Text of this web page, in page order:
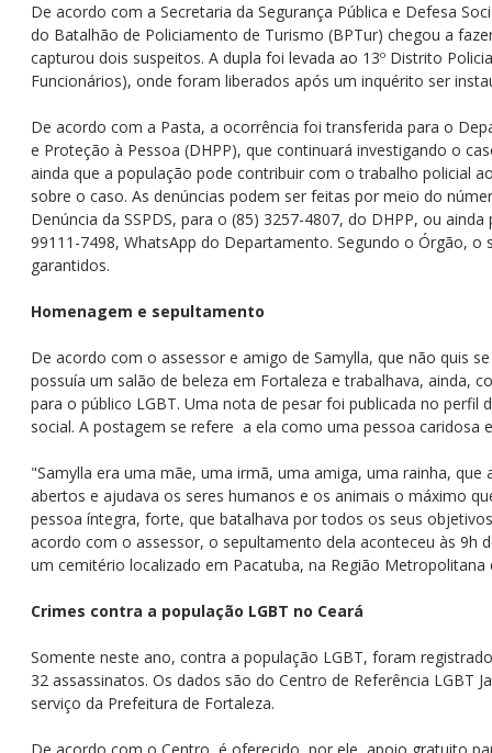
De acordo com a Secretaria da Segurança Pública e Defesa
do Batalhão de Policiamento de Turismo (BPTur) chegou a
capturou dois suspeitos. A dupla foi levada ao 13º Distrito
Funcionários), onde foram liberados após um inquérito ser
De acordo com a Pasta, a ocorrência foi transferida para o
e Proteção à Pessoa (DHPP), que continuará investigando o
ainda que a população pode contribuir com o trabalho policial
sobre o caso. As denúncias podem ser feitas por meio do
Denúncia da SSPDS, para o (85) 3257-4807, do DHPP, ou
99111-7498, WhatsApp do Departamento. Segundo o Órgão,
garantidos.
Homenagem e sepultamento
De acordo com o assessor e amigo de Samylla, que não quis
possuía um salão de beleza em Fortaleza e trabalhava, ainda,
para o público LGBT. Uma nota de pesar foi publicada no perfil
social. A postagem se refere a ela como uma pessoa caridosa
"Samylla era uma mãe, uma irmã, uma amiga, uma rainha, que
abertos e ajudava os seres humanos e os animais o máximo
pessoa íntegra, forte, que batalhava por todos os seus
acordo com o assessor, o sepultamento dela aconteceu às 9h
um cemitério localizado em Pacatuba, na Região Metropolitana
Crimes contra a população LGBT no Ceará
Somente neste ano, contra a população LGBT, foram
32 assassinatos. Os dados são do Centro de Referência LGBT
serviço da Prefeitura de Fortaleza.